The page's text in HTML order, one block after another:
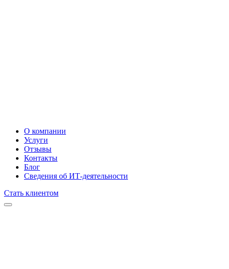
О компании
Услуги
Отзывы
Контакты
Блог
Сведения об ИТ-деятельности
Стать клиентом